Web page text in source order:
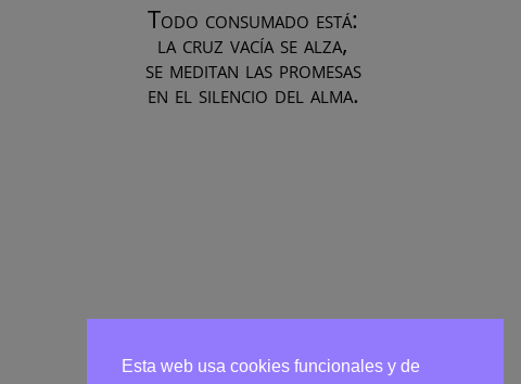
Todo consumado está:
la cruz vacía se alza,
se meditan las promesas
en el silencio del alma.
Esta web usa cookies funcionales y de